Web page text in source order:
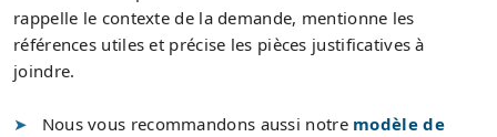
rappelle le contexte de la demande, mentionne les
références utiles et précise les pièces justificatives à
joindre.
Nous vous recommandons aussi notre modèle de